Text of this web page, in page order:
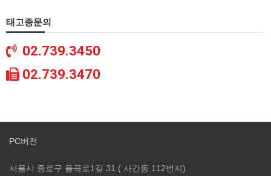
태고종문의
02.739.3450
02.739.3470
PC버전
서울시 종로구 율곡로1길 31 ( 사간동 112번지)